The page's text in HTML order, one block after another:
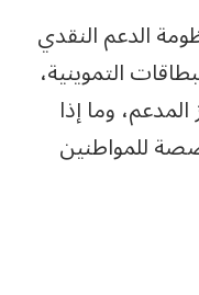
الدعم النقدي
التموينية،
وما إذا
للمواطنين